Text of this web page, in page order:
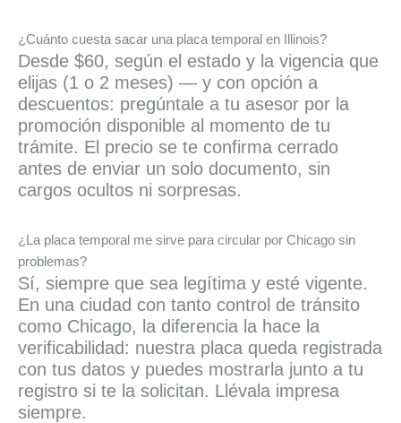
¿Cuánto cuesta sacar una placa temporal en Illinois?
Desde $60, según el estado y la vigencia que
elijas (1 o 2 meses) — y con opción a
descuentos: pregúntale a tu asesor por la
promoción disponible al momento de tu
trámite. El precio se te confirma cerrado
antes de enviar un solo documento, sin
cargos ocultos ni sorpresas.
¿La placa temporal me sirve para circular por Chicago sin
problemas?
Sí, siempre que sea legítima y esté vigente.
En una ciudad con tanto control de tránsito
como Chicago, la diferencia la hace la
verificabilidad: nuestra placa queda registrada
con tus datos y puedes mostrarla junto a tu
registro si te la solicitan. Llévala impresa
siempre.